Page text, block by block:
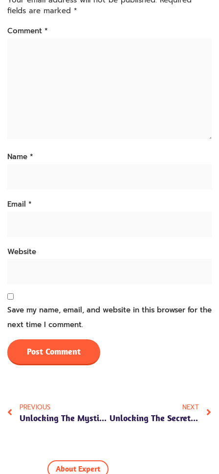
fields are marked *
Comment *
Name *
Email *
Website
Save my name, email, and website in this browser for the
next time I comment.
PREVIOUS
Unlocking The Mystique: Samaksh Name Meaning In Hindi, Numerology Insights, And Cultural Significance Revealed!
NEXT
Unlocking The Secrets: Daiwik Name Meaning In Hindi – Numerology, Personality Traits & Cultural Significance Explored!
About Expert